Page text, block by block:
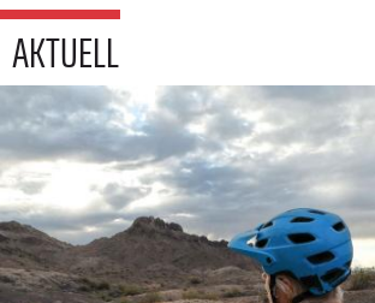
AKTUELL